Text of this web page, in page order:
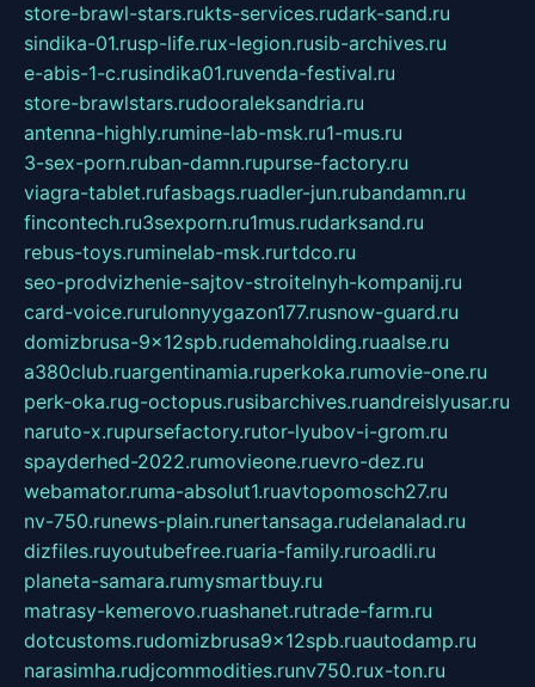
store-brawl-stars.rukts-services.rudark-sand.ru
sindika-01.rusp-life.rux-legion.rusib-archives.ru
e-abis-1-c.rusindika01.ruvenda-festival.ru
store-brawlstars.rudooraleksandria.ru
antenna-highly.rumine-lab-msk.ru1-mus.ru
3-sex-porn.ruban-damn.rupurse-factory.ru
viagra-tablet.rufasbags.ruadler-jun.rubandamn.ru
fincontech.ru3sexporn.ru1mus.rudarksand.ru
rebus-toys.ruminelab-msk.rurtdco.ru
seo-prodvizhenie-sajtov-stroitelnyh-kompanij.ru
card-voice.rurulonnyygazon177.rusnow-guard.ru
domizbrusa-9x12spb.rudemaholding.ruaalse.ru
a380club.ruargentinamia.ruperkoka.rumovie-one.ru
perk-oka.rug-octopus.rusibarchives.ruandreislyusar.ru
naruto-x.rupursefactory.rutor-lyubov-i-grom.ru
spayderhed-2022.rumovieone.ruevro-dez.ru
webamator.ruma-absolut1.ruavtopomosch27.ru
nv-750.runews-plain.runertansaga.rudelanalad.ru
dizfiles.ruyoutubefree.ruaria-family.ruroadli.ru
planeta-samara.rumysmartbuy.ru
matrasy-kemerovo.ruashanet.rutrade-farm.ru
dotcustoms.rudomizbrusa9x12spb.ruautodamp.ru
narasimha.rudjcommodities.runv750.rux-ton.ru